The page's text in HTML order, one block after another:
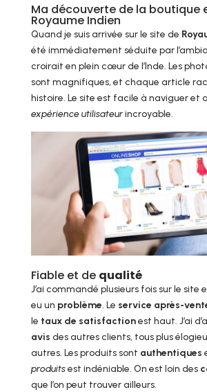
Ma découverte de la boutique
Royaume Indien
Quand je suis arrivée sur le site de
été immédiatement séduite par
croirait en plein cœur de l’Inde. Les
sont magnifiques, et chaque article
histoire. Le site est facile à naviguer et
expérience utilisateurincroyable.
Fiable et de qualité
J’ai commandé plusieurs fois sur le site
eu un problème. Le service après-
le taux de satisfactionest haut. J’ai
avis des autres clients, tous plus
autres. Les produits sont authentiques
produitsest indéniable. On est loin des
que l’on peut trouver ailleurs.